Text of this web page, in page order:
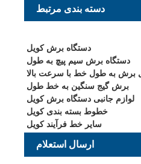
دسته بندی مرتبط
دستگاه برش کویل
دستگاه برش سیم پیچ به طول
برش به طول خط با سرعت بالا
برش گیج سنگین به خط طول
لوازم جانبی دستگاه برش کویل
خطوط بسته بندی کویل
سایر خط فرآیند کویل
ارسال استعلام